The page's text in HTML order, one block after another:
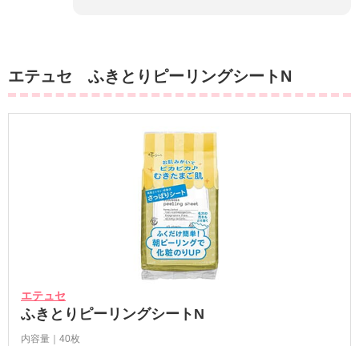
エテュセ ふきとりピーリングシートN
エテュセ
ふきとりピーリングシートN
内容量｜40枚